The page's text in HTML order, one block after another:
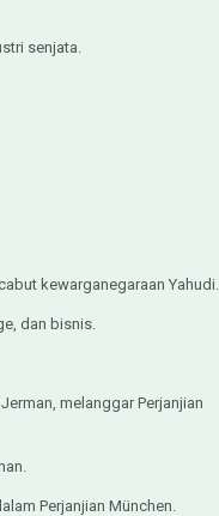
senjata.
kewarganegaraan Yahudi.
dan bisnis.
melanggar Perjanjian
Perjanjian München.